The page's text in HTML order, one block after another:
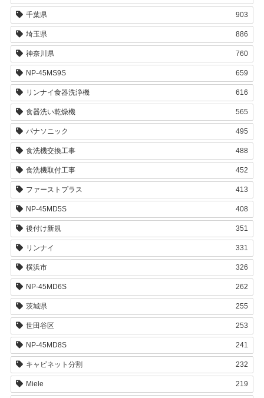
千葉県 903
埼玉県 886
神奈川県 760
NP-45MS9S 659
リンナイ食器洗浄機 616
食器洗い乾燥機 565
パナソニック 495
食洗機交換工事 488
食洗機取付工事 452
ファーストプラス 413
NP-45MD5S 408
後付け新規 351
リンナイ 331
横浜市 326
NP-45MD6S 262
茨城県 255
世田谷区 253
NP-45MD8S 241
キャビネット分割 232
Miele 219